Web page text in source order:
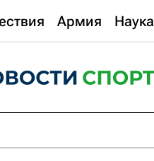
Армия Наука